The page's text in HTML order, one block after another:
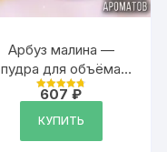
Арбуз малина —
пудра для объёма
волос, 20 гр
Оценка
из 5
607₽
КУПИТЬ